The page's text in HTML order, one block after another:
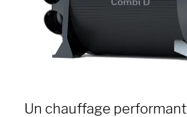
Un chauffage performant